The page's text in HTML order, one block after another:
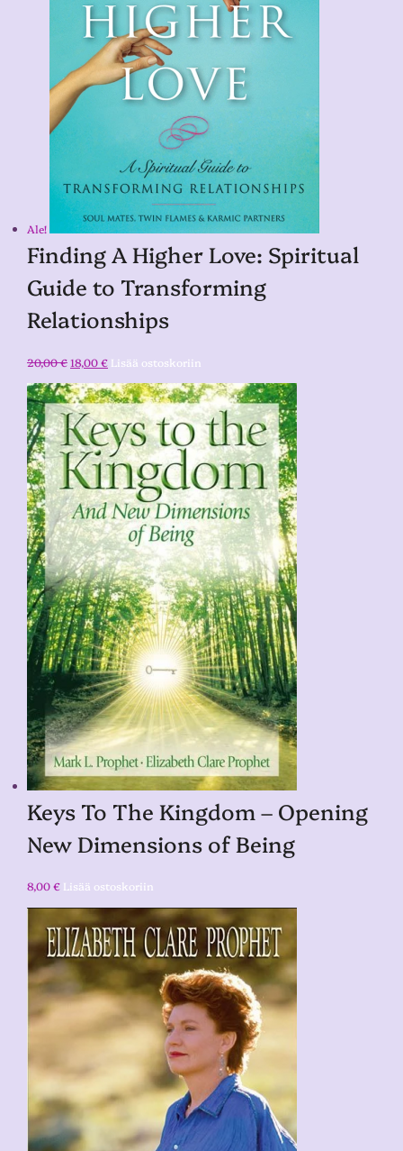
Ale!
Finding A Higher Love: Spiritual
Guide to Transforming
Relationships
20,00€ 18,00€ Lisää ostoskoriin
Keys To The Kingdom – Opening
New Dimensions of Being
8,00€ Lisää ostoskoriin